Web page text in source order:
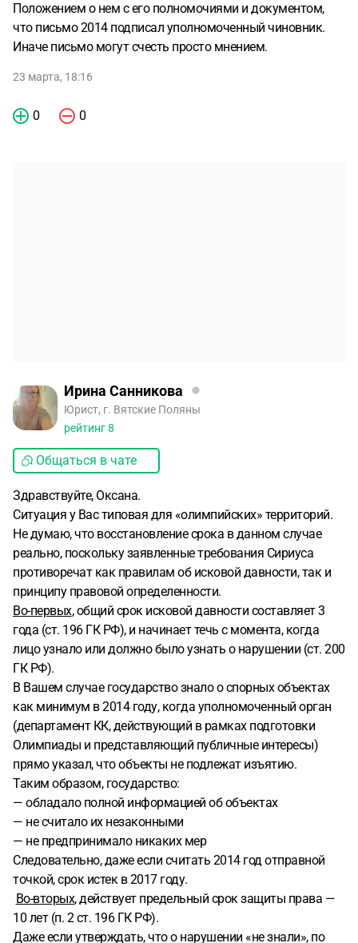
Положением о нем с его полномочиями и документом,
что письмо 2014 подписал уполномоченный чиновник.
Иначе письмо могут счесть просто мнением.
23 марта, 18:16
0 0
Ирина Санникова
Юрист, г. Вятские Поляны
рейтинг8
Общаться в чате
Здравствуйте, Оксана.
Ситуация у Вас типовая для «олимпийских» территорий.
Не думаю, что восстановление срока в данном случае
реально, поскольку заявленные требования Сириуса
противоречат как правилам об исковой давности, так и
принципу правовой определенности.
Во-первых, общий срок исковой давности составляет 3
года (ст. 196 ГК РФ), и начинает течь с момента, когда
лицо узнало или должно было узнать о нарушении (ст. 200
ГК РФ).
В Вашем случае государство знало о спорных объектах
как минимум в 2014 году, когда уполномоченный орган
(департамент КК, действующий в рамках подготовки
Олимпиады и представляющий публичные интересы)
прямо указал, что объекты не подлежат изъятию.
Таким образом, государство:
— обладало полной информацией об объектах
— не считало их незаконными
— не предпринимало никаких мер
Следовательно, даже если считать 2014 год отправной
точкой, срок истек в 2017 году.
Во-вторых, действует предельный срок защиты права —
10 лет (п. 2 ст. 196 ГК РФ).
Даже если утверждать, что о нарушении «не знали», по